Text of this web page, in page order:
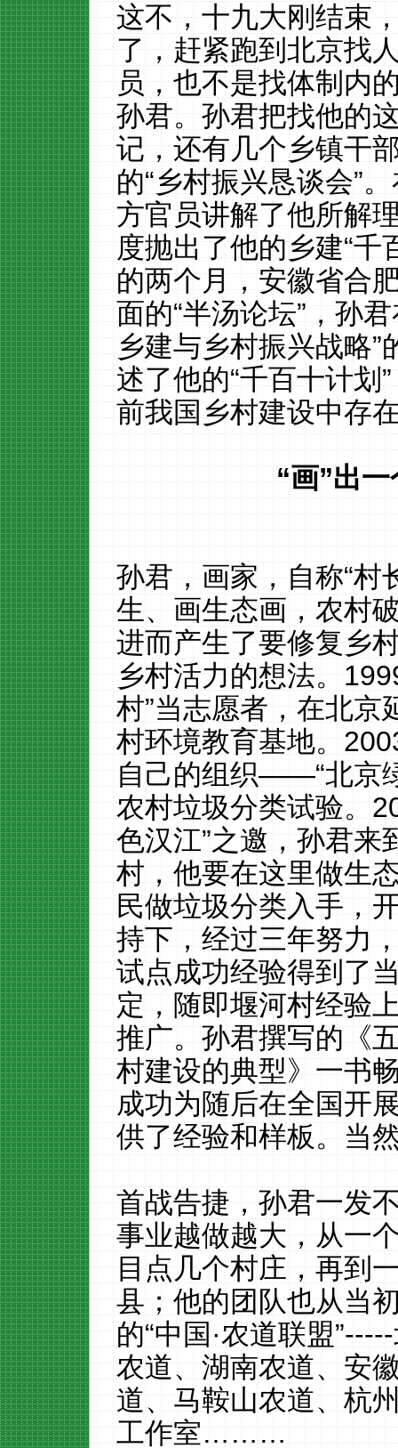
这不，十九大刚结束
了，赶紧跑到北京找
员，也不是找体制内
孙君。孙君把找他的
记，还有几个乡镇干
的“乡村振兴恳谈会”
方官员讲解了他所解
度抛出了他的乡建“千
的两个月，安徽省合
面的“半汤论坛”，孙
乡建与乡村振兴战略”
述了他的“千百十计划
前我国乡村建设中存
“画”出
孙君，画家，自称“村
生、画生态画，农村
进而产生了要修复乡
乡村活力的想法。
村”当志愿者，在北京
村环境教育基地。
自己的组织——“北京
农村垃圾分类试验。
色汉江”之邀，孙君来
村，他要在这里做生
民做垃圾分类入手，
持下，经过三年努力
试点成功经验得到了
定，随即堰河村经验
推广。孙君撰写的《
村建设的典型》一书
成功为随后在全国开
供了经验和样板。当
首战告捷，孙君一发
事业越做越大，从一
目点几个村庄，再到
县；他的团队也从当
的“中国·农道联盟”-----
农道、湖南农道、安
道、马鞍山农道、杭
工作室………